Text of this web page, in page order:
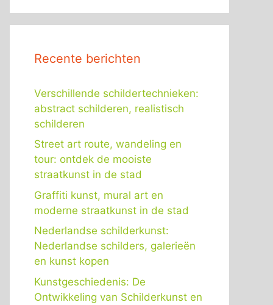
Recente berichten
Verschillende schildertechnieken:
abstract schilderen, realistisch
schilderen
Street art route, wandeling en
tour: ontdek de mooiste
straatkunst in de stad
Graffiti kunst, mural art en
moderne straatkunst in de stad
Nederlandse schilderkunst:
Nederlandse schilders, galerieën
en kunst kopen
Kunstgeschiedenis: De
Ontwikkeling van Schilderkunst en